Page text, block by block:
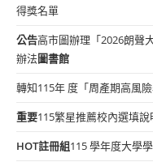
得獎名單
公告高市圖辦理「2026朗聲
辦法圖書館
轉知115年 度「周產期高風
重要115繁星推薦校內選填說
HOT註冊組115 學年度大學